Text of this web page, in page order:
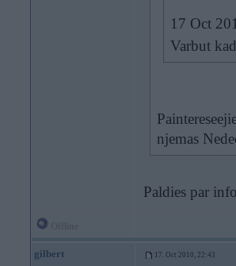
17 Oct
Varbut
njemas
Paldies par
gilbert 17. Oct 2010, 22:43